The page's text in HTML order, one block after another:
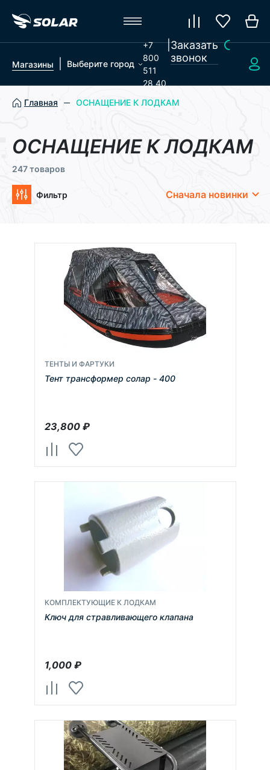
Магазины Выберите город
+7
800
511
28 40
|Заказать
звонок
Главная ОСНАЩЕНИЕ К ЛОДКАМ
ОСНАЩЕНИЕ К ЛОДКАМ
247 товаров
Фильтр Сначала новинки
ТЕНТЫ И ФАРТУКИ
Тент трансформер солар - 400
23,800₽
КОМПЛЕКТУЮЩИЕ К ЛОДКАМ
Ключ для стравливающего клапана
1,000₽